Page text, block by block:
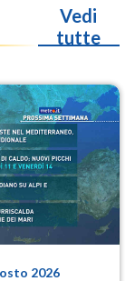
Vedi
tutte
2026